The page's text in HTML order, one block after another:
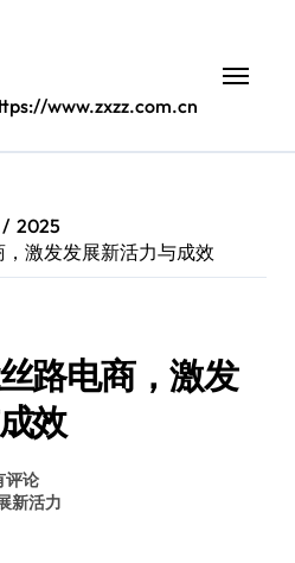
www.zxzz.com.cn
2025
激发发展新活力与成效
路电商，激发
效
评论
新活力